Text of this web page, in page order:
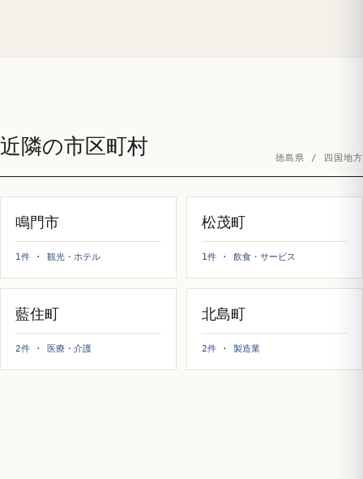
近隣の市区町村 徳島県 / 四国地方
鳴門市
1件 · 観光・ホテル
松茂町
1件 · 飲食・サービス
藍住町
2件 · 医療・介護
北島町
2件 · 製造業